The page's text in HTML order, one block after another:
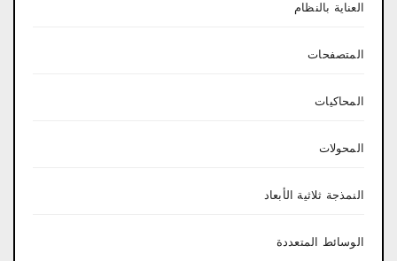
العناية بالنظام
المتصفحات
المحاكيات
المحولات
النمذجة ثلاثية الأبعاد
الوسائط المتعددة